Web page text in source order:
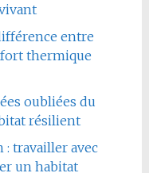
entre
thermique
oubliées du
résilient
: travailler avec
un habitat